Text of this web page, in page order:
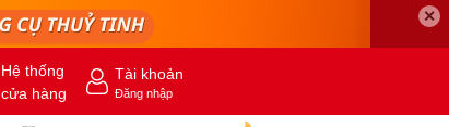
✕
Hệ thống
cửa hàng
Tài khoản
Đăng nhập